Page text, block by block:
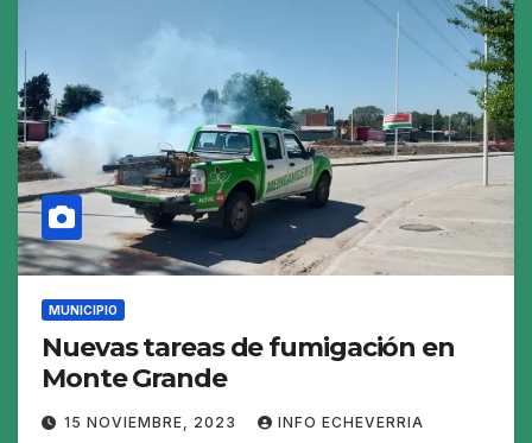
MUNICIPIO
Nuevas tareas de fumigación en
Monte Grande
15 NOVIEMBRE, 2023 INFO ECHEVERRIA